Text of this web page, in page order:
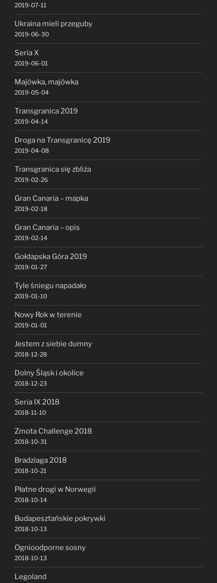
2019-07-11
Ukraina mieli przeguby
2019-06-30
Seria X
2019-06-01
Majówka, majówka
2019-05-04
Transgranica 2019
2019-04-14
Droga na Transgranicę 2019
2019-04-08
Transgranica się zbliża
2019-02-26
Gran Canaria – mapka
2019-02-18
Gran Canaria – opis
2019-02-14
Gołdapska Góra 2019
2019-01-27
Tyle śniegu napadało
2019-01-10
Nowy Rok w terenie
2019-01-01
Jestem z siebie dumny
2018-12-28
Dolny Śląsk i okolice
2018-12-23
Seria IX 2018
2018-11-10
Zmota Challenge 2018
2018-10-31
Bradziaga 2018
2018-10-21
Płatne drogi w Norwegii
2018-10-14
Budapesztańskie pokrywki
2018-10-13
Ognioodporne sosny
2018-10-13
Legoland